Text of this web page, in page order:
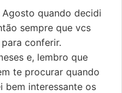
quando decidi
sempre que vcs
conferir.
e, lembro que
te procurar quando
bem interessante os